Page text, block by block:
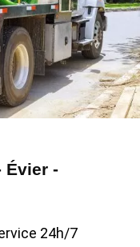
Évier -
24h/7